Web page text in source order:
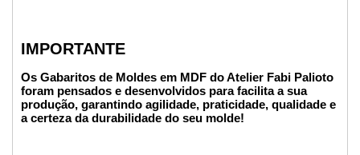
IMPORTANTE
Os Gabaritos de Moldes em MDF do Atelier Fabi Palioto
foram pensados e desenvolvidos para facilita a sua
produção, garantindo agilidade, praticidade, qualidade e
a certeza da durabilidade do seu molde!